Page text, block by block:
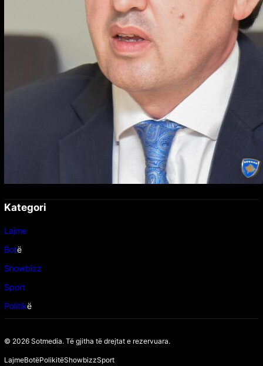
Kategori
Lajme
Botë
Showbizz
Sport
Politikë
© 2026 Sotmedia. Të gjitha të drejtat e rezervuara.
LajmeBotëPolikitëShowbizzSport